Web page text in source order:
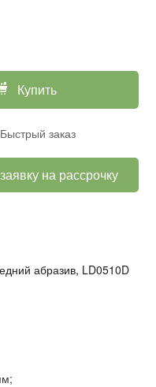
Купить
Быстрый заказ
на рассрочку
абразив, LD0510D